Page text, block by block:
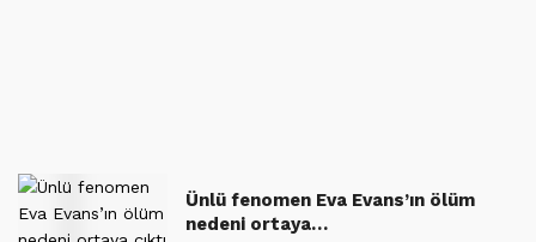
Ünlü fenomen Eva Evans’ın ölüm
nedeni ortaya…